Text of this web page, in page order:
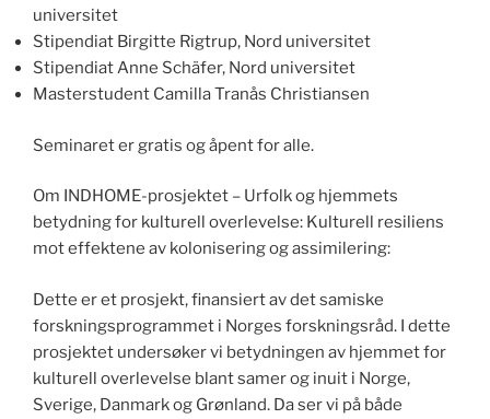
universitet
Stipendiat Birgitte Rigtrup, Nord universitet
Stipendiat Anne Schäfer, Nord universitet
Masterstudent Camilla Tranås Christiansen
Seminaret er gratis og åpent for alle.
Om INDHOME-prosjektet – Urfolk og hjemmets
betydning for kulturell overlevelse: Kulturell resiliens
mot effektene av kolonisering og assimilering:
Dette er et prosjekt, finansiert av det samiske
forskningsprogrammet i Norges forskningsråd. I dette
prosjektet undersøker vi betydningen av hjemmet for
kulturell overlevelse blant samer og inuit i Norge,
Sverige, Danmark og Grønland. Da ser vi på både